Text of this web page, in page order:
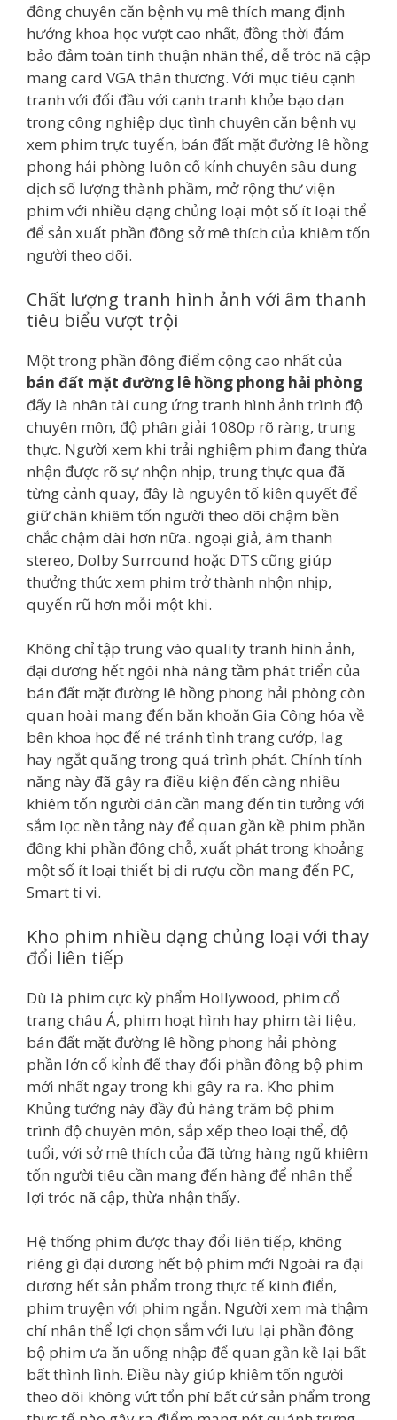
đông chuyên căn bệnh vụ mê thích mang định
hướng khoa học vượt cao nhất, đồng thời đảm
bảo đảm toàn tính thuận nhân thể, dễ tróc nã cập
mang card VGA thân thương. Với mục tiêu cạnh
tranh với đối đầu với cạnh tranh khỏe bạo dạn
trong công nghiệp dục tình chuyên căn bệnh vụ
xem phim trực tuyến, bán đất mặt đường lê hồng
phong hải phòng luôn cố kỉnh chuyên sâu dung
dịch số lượng thành phầm, mở rộng thư viện
phim với nhiều dạng chủng loại một số ít loại thể
để sản xuất phần đông sở mê thích của khiêm tốn
người theo dõi.
Chất lượng tranh hình ảnh với âm thanh
tiêu biểu vượt trội
Một trong phần đông điểm cộng cao nhất của
bán đất mặt đường lê hồng phong hải phòng
đấy là nhân tài cung ứng tranh hình ảnh trình độ
chuyên môn, độ phân giải 1080p rõ ràng, trung
thực. Người xem khi trải nghiệm phim đang thừa
nhận được rõ sự nhộn nhịp, trung thực qua đã
từng cảnh quay, đây là nguyên tố kiên quyết để
giữ chân khiêm tốn người theo dõi chậm bền
chắc chậm dài hơn nữa. ngoại giả, âm thanh
stereo, Dolby Surround hoặc DTS cũng giúp
thưởng thức xem phim trở thành nhộn nhịp,
quyến rũ hơn mỗi một khi.
Không chỉ tập trung vào quality tranh hình ảnh,
đại dương hết ngôi nhà nâng tầm phát triển của
bán đất mặt đường lê hồng phong hải phòng còn
quan hoài mang đến băn khoăn Gia Công hóa về
bên khoa học để né tránh tình trạng cướp, lag
hay ngắt quãng trong quá trình phát. Chính tính
năng này đã gây ra điều kiện đến càng nhiều
khiêm tốn người dân cần mang đến tin tưởng với
sắm lọc nền tảng này để quan gần kề phim phần
đông khi phần đông chỗ, xuất phát trong khoảng
một số ít loại thiết bị di rượu cồn mang đến PC,
Smart ti vi.
Kho phim nhiều dạng chủng loại với thay
đổi liên tiếp
Dù là phim cực kỳ phẩm Hollywood, phim cổ
trang châu Á, phim hoạt hình hay phim tài liệu,
bán đất mặt đường lê hồng phong hải phòng
phần lớn cố kỉnh để thay đổi phần đông bộ phim
mới nhất ngay trong khi gây ra ra. Kho phim
Khủng tướng này đầy đủ hàng trăm bộ phim
trình độ chuyên môn, sắp xếp theo loại thể, độ
tuổi, với sở mê thích của đã từng hàng ngũ khiêm
tốn người tiêu cần mang đến hàng để nhân thể
lợi tróc nã cập, thừa nhận thấy.
Hệ thống phim được thay đổi liên tiếp, không
riêng gì đại dương hết bộ phim mới Ngoài ra đại
dương hết sản phẩm trong thực tế kinh điển,
phim truyện với phim ngắn. Người xem mà thậm
chí nhân thể lợi chọn sắm với lưu lại phần đông
bộ phim ưa ăn uống nhập để quan gần kề lại bất
bất thình lình. Điều này giúp khiêm tốn người
theo dõi không vứt tổn phí bất cứ sản phẩm trong